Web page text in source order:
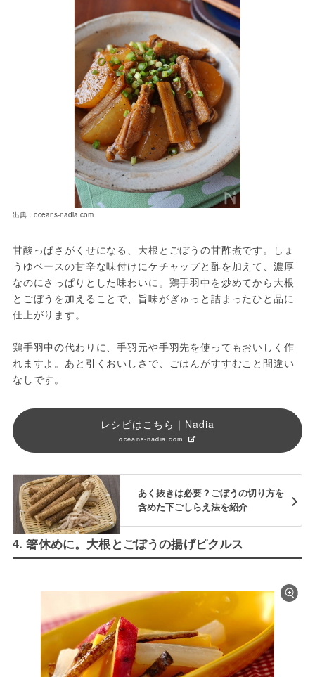
出典：oceans-nadia.com
甘酸っぱさがくせになる、大根とごぼうの甘酢煮です。しょ
うゆベースの甘辛な味付けにケチャップと酢を加えて、濃厚
なのにさっぱりとした味わいに。鶏手羽中を炒めてから大根
とごぼうを加えることで、旨味がぎゅっと詰まったひと品に
仕上がります。
鶏手羽中の代わりに、手羽元や手羽先を使ってもおいしく作
れますよ。あと引くおいしさで、ごはんがすすむこと間違い
なしです。
レシピはこちら｜Nadia
oceans-nadia.com
あく抜きは必要？ごぼうの切り方を
含めた下ごしらえ法を紹介
4. 箸休めに。大根とごぼうの揚げピクルス